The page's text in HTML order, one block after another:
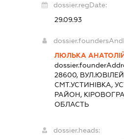
dossier.regDate:
29.09.93
ЛЮЛЬКА
28600,
СМТ.УСТИНІВКА,
РАЙОН,
ОБЛАСТЬ
dossier.heads: